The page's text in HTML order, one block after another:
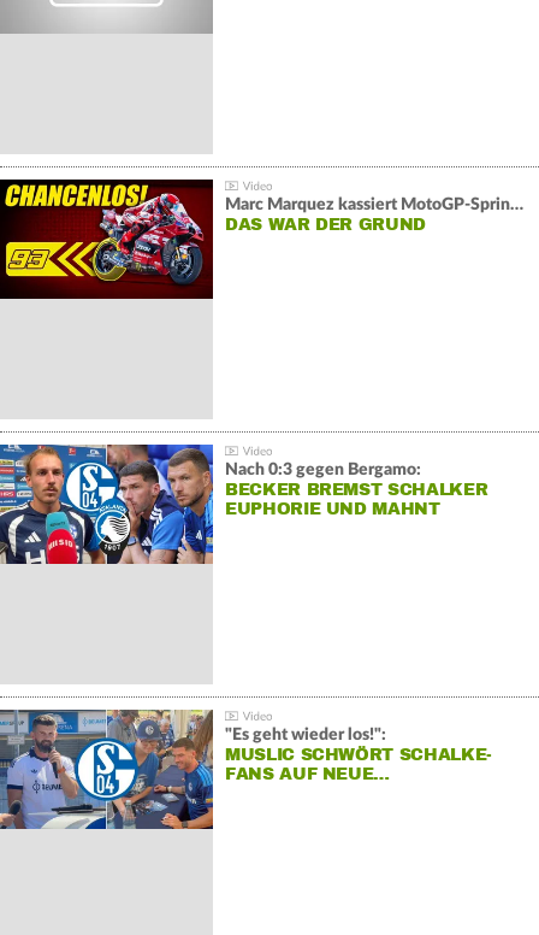
Marc Marquez kassiert MotoGP-Sprint-Schlappe:
DAS WAR DER GRUND
Nach 0:3 gegen Bergamo:
BECKER BREMST SCHALKER
EUPHORIE UND MAHNT
"Es geht wieder los!":
MUSLIC SCHWÖRT SCHALKE-
FANS AUF NEUE…